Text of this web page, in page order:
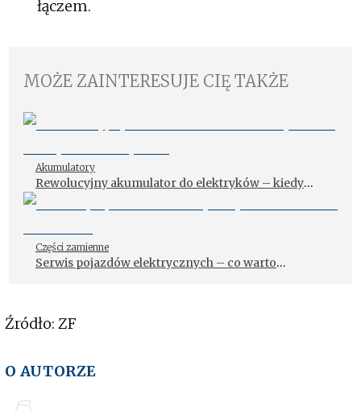
łączem.
MOŻE ZAINTERESUJE CIĘ TAKŻE
Akumulatory
Rewolucyjny akumulator do elektryków – kiedy
trafi na rynek?
Części zamienne
Serwis pojazdów elektrycznych – co warto
Źródło: ZF
O AUTORZE